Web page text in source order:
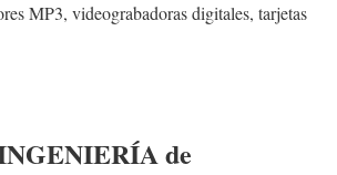
MP3, videograbadoras digitales, tarjetas
de